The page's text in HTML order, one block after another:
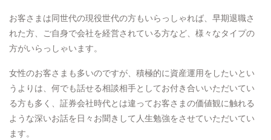
お客さまは同世代の現役世代の方もいらっしゃれば、早期退職さ
れた方、ご自身で会社を経営されている方など、様々なタイプの
方がいらっしゃいます。
女性のお客さまも多いのですが、積極的に資産運用をしたいとい
うよりは、何でも話せる相談相手としてお付き合いいただいてい
る方も多く、証券会社時代とは違ってお客さまの価値観に触れる
ような深いお話を日々お聞きして人生勉強をさせていただいてい
ます。